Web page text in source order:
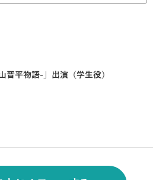
晋平物語-」出演（学生役）